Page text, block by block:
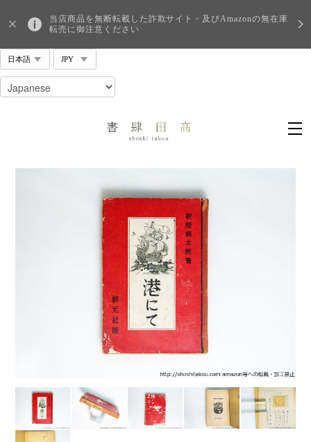
当店商品を無断転載した詐欺サイト・及びAmazonの無在庫
転売に御注意ください